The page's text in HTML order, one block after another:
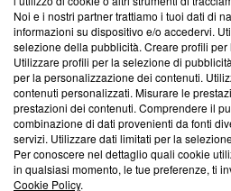
Redazione
Informativa Privacy
Cookie Policy
Blasting SA, IDI CHE-247.845.224,
Lugano (Svizzera) Tel:+39
© 2026 Blasting News
Noi e i nostri partner trattiamo i tuoi dati di
informazioni su dispositivo e/o accedervi.
selezione della pubblicità. Creare profili
Utilizzare profili per la selezione di
per la personalizzazione dei contenuti.
contenuti personalizzati. Misurare le
prestazioni dei contenuti. Comprendere il
combinazione di dati provenienti da fonti
servizi. Utilizzare dati limitati per la
Per conoscere nel dettaglio quali cookie
in qualsiasi momento, le tue preferenze, ti
Cookie Policy.